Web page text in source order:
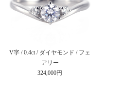
V字 / 0.4ct / ダイヤモンド / フェ
アリー
324,000円